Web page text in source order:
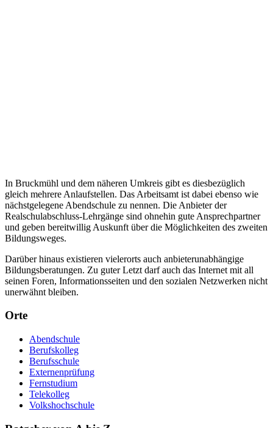
In Bruckmühl und dem näheren Umkreis gibt es diesbezüglich
gleich mehrere Anlaufstellen. Das Arbeitsamt ist dabei ebenso wie
nächstgelegene Abendschule zu nennen. Die Anbieter der
Realschulabschluss-Lehrgänge sind ohnehin gute Ansprechpartner
und geben bereitwillig Auskunft über die Möglichkeiten des zweiten
Bildungsweges.
Darüber hinaus existieren vielerorts auch anbieterunabhängige
Bildungsberatungen. Zu guter Letzt darf auch das Internet mit all
seinen Foren, Informationsseiten und den sozialen Netzwerken nicht
unerwähnt bleiben.
Orte
Abendschule
Berufskolleg
Berufsschule
Externenprüfung
Fernstudium
Telekolleg
Volkshochschule